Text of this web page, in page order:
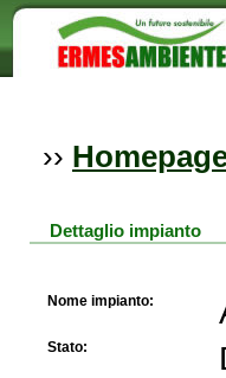
››
Dettaglio impianto
Nome impianto:
Stato: